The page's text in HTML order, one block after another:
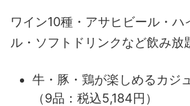
ワイン10種・アサヒビール・ハ
ル・ソフトドリンクなど飲み放
牛・豚・鶏が楽しめるカジ
（9品：税込5,184円）